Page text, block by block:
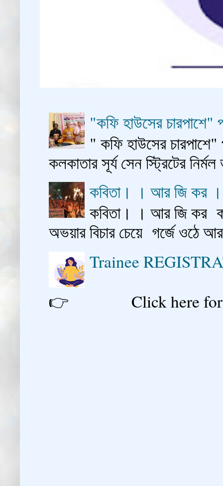
"কফি হাউসের
" কফি হাউসের
কলকাতার সূর্য সেন স্ট্রিটের
কবিতা। । আর জি কর
কবিতা। । আর জি কর
অভয়ার বিচার চেয়ে গর্জে
Trainee
👉 Click here for